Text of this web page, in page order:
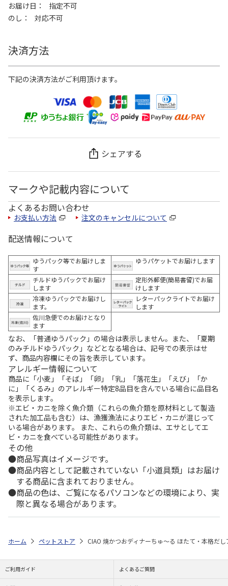
お届け日
指定不可
のし
対応不可
決済方法
下記の決済方法がご利用頂けます。
シェアする
マークや記載内容について
よくあるお問い合わせ
お支払い方法 注文のキャンセルについて
配送情報について
ゆうパック等でお届けしま
す
ゆうパケットでお届けします
チルドゆうパックでお届け
します
定形外郵便(簡易書留)でお届
けします
冷凍ゆうパックでお届けし
ます。
レターパックライトでお届け
します
佐川急便でのお届けとなり
ます
なお、「普通ゆうパック」の場合は表示しません。また、「夏期
のみチルドゆうパック」などとなる場合は、記号での表示はせ
ず、商品内容欄にその旨を表示しています。
アレルギー情報について
商品に「小麦」「そば」「卵」「乳」「落花生」「えび」「か
に」「くるみ」のアレルギー特定8品目を含んでいる場合に品目名
を表示します。
※エビ・カニを除く魚介類（これらの魚介類を原材料として製造
された加工品も含む）は、漁獲漁法によりエビ・カニが混じって
いる場合があります。 また、これらの魚介類は、エサとしてエ
ビ・カニを食べている可能性があります。
その他
商品写真はイメージです。
商品内容として記載されていない「小道具類」はお届け
する商品に含まれておりません。
商品の色は、ご覧になるパソコンなどの環境により、実
際と異なる場合があります。
ホーム ペットストア CIAO 焼かつおディナーちゅ～る ほたて・本格だ
ご利用ガイド よくあるご質問